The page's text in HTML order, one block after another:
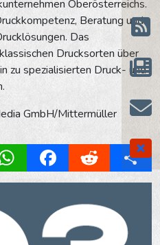
Oberösterreichs.
Beratung und
Das
Drucksorten über
zu spezialisierten Druck- und
GmbH/Mittermüller
WhatsAppFacebookReddit Share